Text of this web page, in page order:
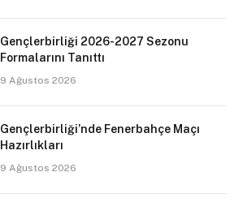
Gençlerbirliği 2026-2027 Sezonu
Formalarını Tanıttı
9 Ağustos 2026
Gençlerbirliği’nde Fenerbahçe Maçı
Hazırlıkları
9 Ağustos 2026